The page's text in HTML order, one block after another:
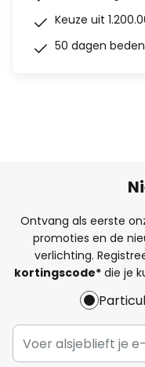
Keuze uit
50 dagen
Ontvang als eerste
promoties en de
verlichting.
kortingscode*die je